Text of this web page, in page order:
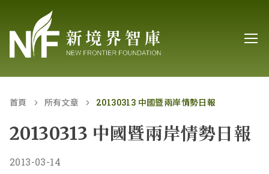
首頁 所有文章 20130313 中國暨兩岸情勢日報
20130313 中國暨兩岸情勢日報
2013-03-14